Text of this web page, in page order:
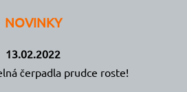
NOVINKY
13.02.2022
čerpadla prudce roste!